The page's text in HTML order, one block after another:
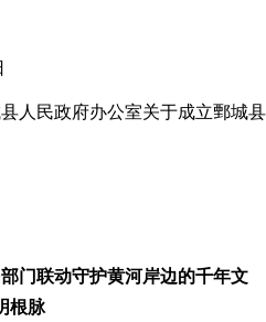
县人民政府办公室关于成立鄄城县
门联动守护黄河岸边的千年文
根脉